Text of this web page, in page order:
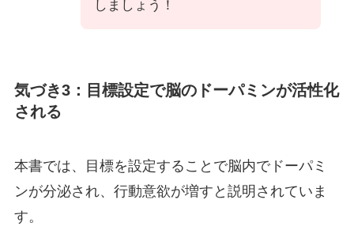
しましょう！
気づき3：目標設定で脳のドーパミンが活性化
される
本書では、目標を設定することで脳内でドーパミ
ンが分泌され、行動意欲が増すと説明されていま
す。